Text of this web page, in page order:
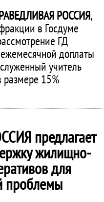
РОССИЯ,
в Госдуме
ГД
доплаты
учитель
15%
предлагает
жилищно-
для
проблемы